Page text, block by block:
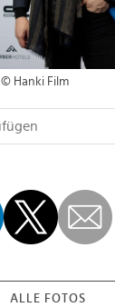
© Hanki Film
ALLE FOTOS